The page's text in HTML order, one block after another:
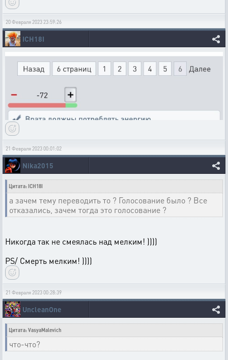
20 Февраля 2023 23:59:26
ICH18I
21 Февраля 2023 00:01:02
Nika2015
Цитата: ICH18I
а зачем тему переводить то ? Голосование было ? Все
отказались, зачем тогда это голосование ?
Никогда так не смеялась над мелким! ))))
PS/ Смерть мелким! ))))
21 Февраля 2023 00:28:39
UncleanOne
Цитата: VasyaMalevich
что-что?